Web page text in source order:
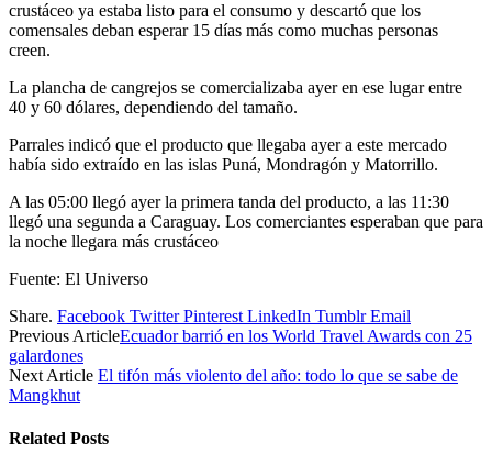
crustáceo ya estaba listo para el consumo y descartó que los
comensales deban esperar 15 días más como muchas personas
creen.
La plancha de cangrejos se comercializaba ayer en ese lugar entre
40 y 60 dólares, dependiendo del tamaño.
Parrales indicó que el producto que llegaba ayer a este mercado
había sido extraído en las islas Puná, Mondragón y Matorrillo.
A las 05:00 llegó ayer la primera tanda del producto, a las 11:30
llegó una segunda a Caraguay. Los comerciantes esperaban que para
la noche llegara más crustáceo
Fuente: El Universo
Share. Facebook Twitter Pinterest LinkedIn Tumblr Email
Previous ArticleEcuador barrió en los World Travel Awards con 25
galardones
Next Article El tifón más violento del año: todo lo que se sabe de
Mangkhut
Related Posts